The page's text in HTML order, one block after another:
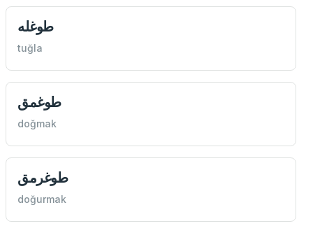
طوغله
tuğla
طوغمق
doğmak
طوغرمق
doğurmak